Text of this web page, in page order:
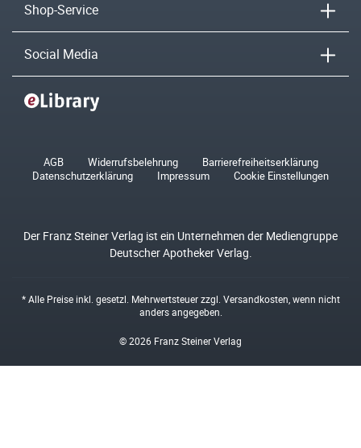
Shop-Service
Social Media
AGB Widerrufsbelehrung
Barrierefreiheitserklärung
Datenschutzerklärung
Impressum Cookie Einstellungen
Der Franz Steiner Verlag ist ein Unternehmen der Mediengruppe
Deutscher Apotheker Verlag.
* Alle Preise inkl. gesetzl. Mehrwertsteuer zzgl. Versandkosten , wenn nicht
anders angegeben.
© 2026 Franz Steiner Verlag